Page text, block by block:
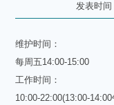
发表时
维护时间：
每周五14:00-15:00
工作时间：
10:00-22:00(13:00-